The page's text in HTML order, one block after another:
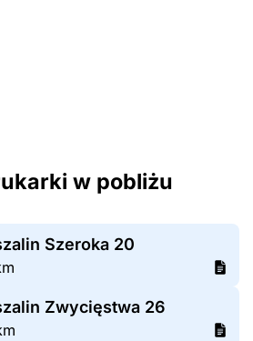
w pobliżu
Szeroka 20
Zwycięstwa 26